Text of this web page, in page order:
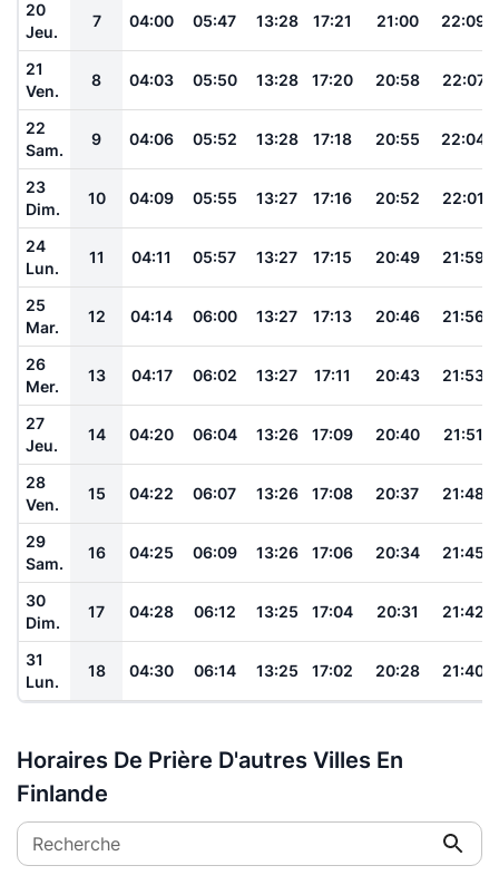
20
Jeu.
7 04:00 05:47 13:28 17:21 21:00 22:09
21
Ven.
8 04:03 05:50 13:28 17:20 20:58 22:07
22
Sam.
9 04:06 05:52 13:28 17:18 20:55 22:04
23
Dim.
10 04:09 05:55 13:27 17:16 20:52 22:01
24
Lun.
11 04:11 05:57 13:27 17:15 20:49 21:59
25
Mar.
12 04:14 06:00 13:27 17:13 20:46 21:56
26
Mer.
13 04:17 06:02 13:27 17:11 20:43 21:53
27
Jeu.
14 04:20 06:04 13:26 17:09 20:40 21:51
28
Ven.
15 04:22 06:07 13:26 17:08 20:37 21:48
29
Sam.
16 04:25 06:09 13:26 17:06 20:34 21:45
30
Dim.
17 04:28 06:12 13:25 17:04 20:31 21:42
31
Lun.
18 04:30 06:14 13:25 17:02 20:28 21:40
Horaires De Prière D'autres Villes En
Finlande
Recherche